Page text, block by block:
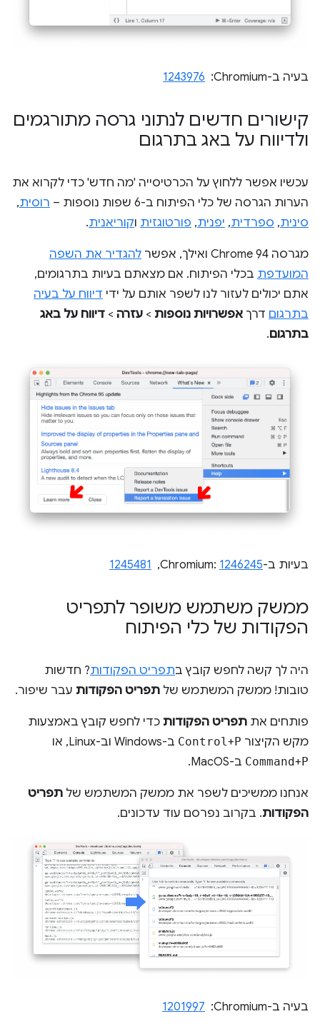
בעיה ב-Chromium: ‏ 1243976
קישורים חדשים לנתוני גרסה מתורגמים
ולדיווח על באג בתרגום
עכשיו אפשר ללחוץ על הכרטיסייה 'מה חדש' כדי לקרוא את
הערות הגרסה של כלי הפיתוח ב-6 שפות נוספות –
רוסית,
סינית, ספרדית, יפנית, פורטוגזית וקוריאנית.
מגרסה Chrome 94 ואילך, אפשר
להגדיר את השפה
המועדפת בכלי הפיתוח. אם מצאתם בעיות בתרגומים,
אתם יכולים לעזור לנו לשפר אותם על ידי דיווח על בעיה
בתרגום דרך אפשרויות נוספות > עזרה > דיווח על באג
בתרגום.
בעיות ב-Chromium:1246245
, ‏
1245481
ממשק משתמש משופר לתפריט
הפקודות של כלי הפיתוח
היה לך קשה לחפש קובץ בתפריט הפקודות? חדשות
טובות! ממשק המשתמש של תפריט הפקודות עבר שיפור.
פותחים את תפריט הפקודות כדי לחפש קובץ באמצעות
מקש הקיצור
Control +P ב-Windows וב-Linux, או
Command+P ב-MacOS.
אנחנו ממשיכים לשפר את ממשק המשתמש של תפריט
הפקודות. בקרוב נפרסם עוד עדכונים.
בעיה ב-Chromium: ‏ 1201997